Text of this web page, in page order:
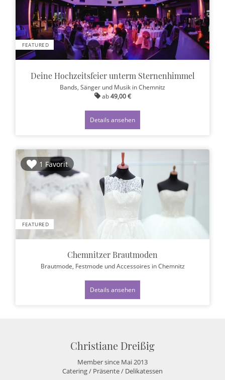
FEATURED
Deine Hochzeitsfeier unterm Sternenhimmel
Bands, Sänger und Musik in Chemnitz
ab49,00 €
Details ansehen
1 Favorit
FEATURED
Chemnitzer Brautmoden
Brautmode, Festmode und Accessoires in Chemnitz
Details ansehen
Christiane Dreißig
Member since Mai 2013
Catering / Präsente / Delikatessen